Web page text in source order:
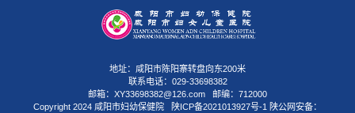
地址：咸阳市陈阳寨转盘向东200米
联系电话：029-33698382
邮箱：XY33698382@126.com 邮编：712000
Copyright 2024 咸阳市妇幼保健院
陕ICP备2021013927号-1
陕公网安备：